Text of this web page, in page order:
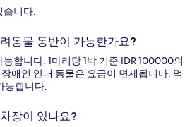
습니다.
동물 동반이 가능한가요?
합니다. 1마리당 1박 기준 IDR 100000의
애인 안내 동물은 요금이 면제됩니다. 먹
능합니다.
장이 있나요?